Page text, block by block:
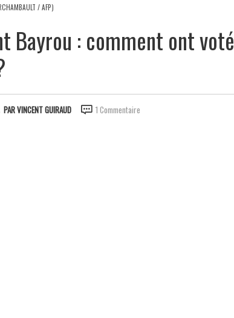
/ AFP)
Bayrou : comment ont voté
PARVINCENT GUIRAUD 1 Commentaire